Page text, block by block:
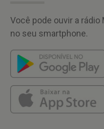
Você pode ouvir a rádio
no seu smartphone.